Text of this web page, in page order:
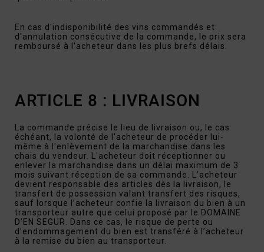
En cas d'indisponibilité des vins commandés et
d'annulation consécutive de la commande, le prix sera
remboursé à l'acheteur dans les plus brefs délais.
ARTICLE 8 : LIVRAISON
La commande précise le lieu de livraison ou, le cas
échéant, la volonté de l'acheteur de procéder lui-
même à l'enlèvement de la marchandise dans les
chais du vendeur. L'acheteur doit réceptionner ou
enlever la marchandise dans un délai maximum de 3
mois suivant réception de sa commande. L’acheteur
devient responsable des articles dès la livraison, le
transfert de possession valant transfert des risques,
sauf lorsque l’acheteur confie la livraison du bien à un
transporteur autre que celui proposé par le DOMAINE
D’EN SEGUR. Dans ce cas, le risque de perte ou
d’endommagement du bien est transféré à l’acheteur
à la remise du bien au transporteur.